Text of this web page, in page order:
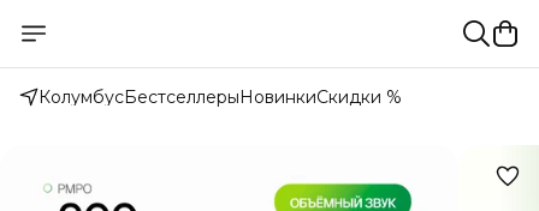
КолумбусБестселлерыНовинкиСкидки %